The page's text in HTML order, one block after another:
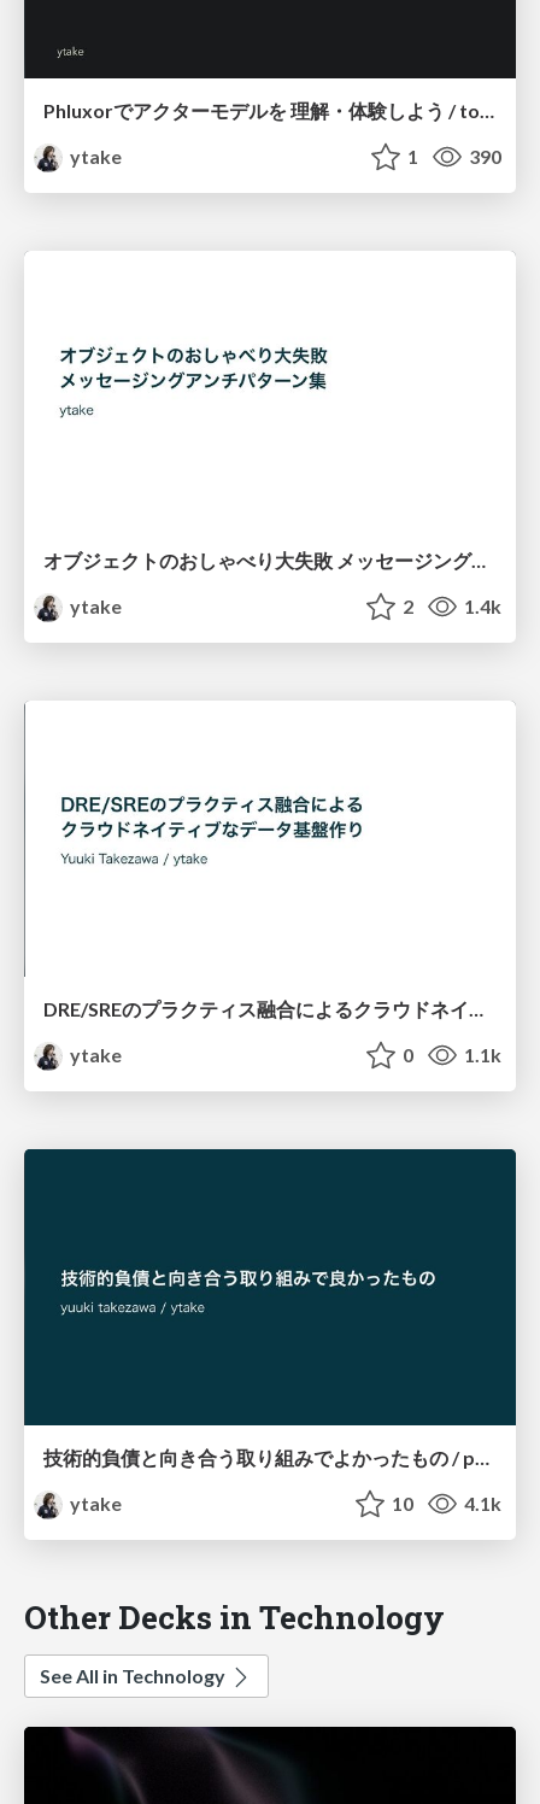
Phluxorでアクターモデルを 理解・体験しよう / toolkit-for-flexible-actor-models-in-php-phluxor
ytake
1 390
オブジェクトのおしゃべり大失敗 メッセージングアンチパターン集 / messaging anti-pattern collection
ytake
2 1.4k
DRE/SREのプラクティス融合によるクラウドネイティブなデータ基盤作り / dre_sre
ytake
0 1.1k
技術的負債と向き合う取り組みでよかったもの / positive_efforts_to_tackle_technical_debt
ytake
10 4.1k
Other Decks in Technology
See All in Technology